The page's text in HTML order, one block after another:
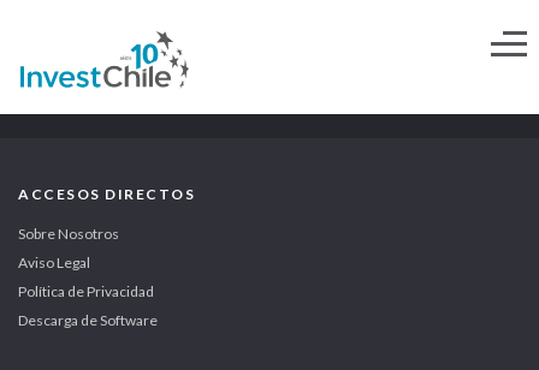
ACCESOS DIRECTOS
Sobre Nosotros
Aviso Legal
Política de Privacidad
Descarga de Software